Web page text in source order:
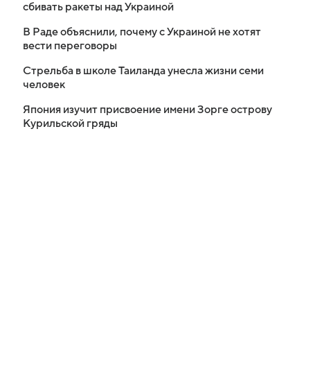
сбивать ракеты над Украиной
В Раде объяснили, почему с Украиной не хотят
вести переговоры
Стрельба в школе Таиланда унесла жизни семи
человек
Япония изучит присвоение имени Зорге острову
Курильской гряды